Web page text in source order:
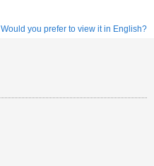
Would you prefer to view it in English?